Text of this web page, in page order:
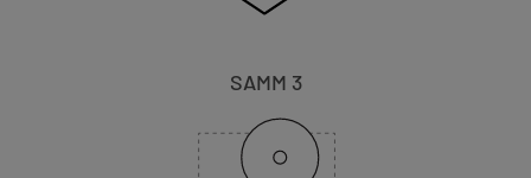
SAMM 3